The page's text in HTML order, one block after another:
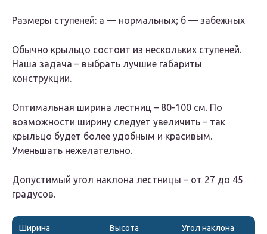
Размеры ступеней: а — нормальных; б — забежных
Обычно крыльцо состоит из нескольких ступеней.
Наша задача – выбрать лучшие габариты
конструкции.
Оптимальная ширина лестниц – 80-100 см. По
возможности ширину следует увеличить – так
крыльцо будет более удобным и красивым.
Уменьшать нежелательно.
Допустимый угол наклона лестницы – от 27 до 45
градусов.
Ширина
Высота
Угол наклона